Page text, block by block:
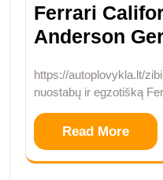
Ferrari
Anderson
https://autoplovykla.lt/
nuostabų ir egzotišką
Read More